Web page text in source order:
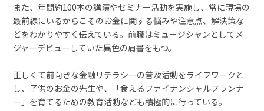
また、年間約100本の講演やセミナー活動を実施し、常に現場の
最前線にいるからこそのお金に関する悩みや注意点、解決策な
どをわかりやすく伝えている。前職はミュージシャンとしてメ
ジャーデビューしていた異色の肩書をもつ。
正しくて前向きな金融リテラシーの普及活動をライフワークと
し、子供のお金の先生や、「食えるファイナンシャルプランナ
ー」を育てるための教育活動なども積極的に行っている。